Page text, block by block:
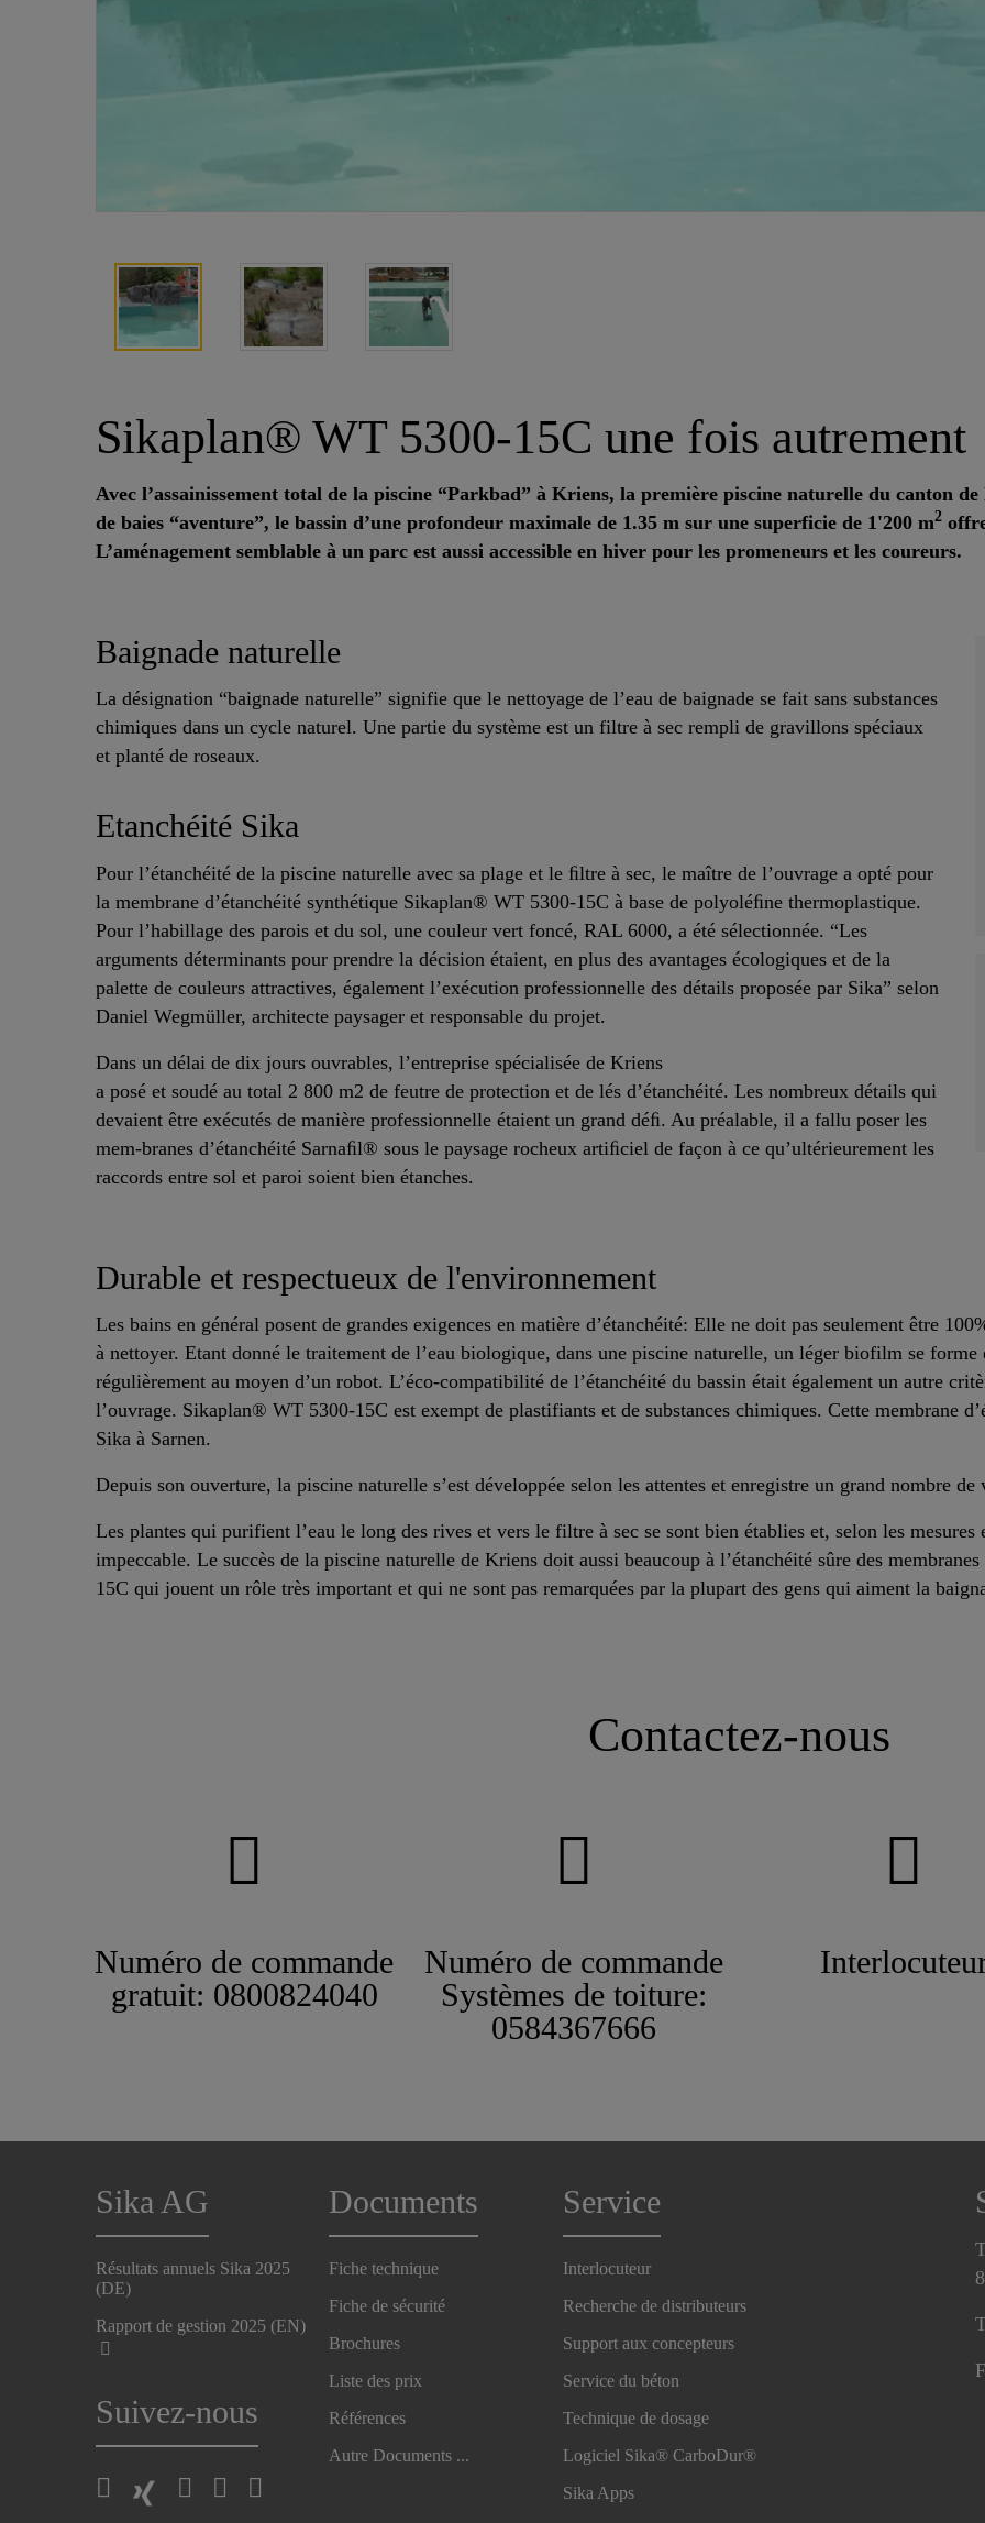
Sikaplan® WT 5300-15C une fois autrement
Avec l’assainissement total de la piscine “Parkbad” à Kriens, la première piscine naturelle du canton
de baies “aventure”, le bassin d’une profondeur maximale de 1.35 m sur une superficie de 1'200 m2
L’aménagement semblable à un parc est aussi accessible en hiver pour les promeneurs et les coureurs.
Baignade naturelle
La désignation “baignade naturelle” signifie que le nettoyage de l’eau de baignade se fait sans substances
chimiques dans un cycle naturel. Une partie du système est un filtre à sec rempli de gravillons spéciaux
et planté de roseaux.
Etanchéité Sika
Pour l’étanchéité de la piscine naturelle avec sa plage et le ﬁltre à sec, le maître de l’ouvrage a opté pour
la membrane d’étanchéité synthétique Sikaplan® WT 5300-15C à base de polyoléﬁne thermoplastique.
Pour l’habillage des parois et du sol, une couleur vert foncé, RAL 6000, a été sélectionnée. “Les
arguments déterminants pour prendre la décision étaient, en plus des avantages écologiques et de la
palette de couleurs attractives, également l’exécution professionnelle des détails proposée par Sika” selon
Daniel Wegmüller, architecte paysager et responsable du projet.
Dans un délai de dix jours ouvrables, l’entreprise spécialisée de Kriens
a posé et soudé au total 2 800 m2 de feutre de protection et de lés d’étanchéité. Les nombreux détails qui
devaient être exécutés de manière professionnelle étaient un grand déﬁ. Au préalable, il a fallu poser les
mem-branes d’étanchéité Sarnaﬁl® sous le paysage rocheux artiﬁciel de façon à ce qu’ultérieurement les
raccords entre sol et paroi soient bien étanches.
Durable et respectueux de l'environnement
Les bains en général posent de grandes exigences en matière d’étanchéité: Elle ne doit pas seulement être
à nettoyer. Etant donné le traitement de l’eau biologique, dans une piscine naturelle, un léger biofilm se
régulièrement au moyen d’un robot. L’éco-compatibilité de l’étanchéité du bassin était également un autre
l’ouvrage. Sikaplan® WT 5300-15C est exempt de plastifiants et de substances chimiques. Cette membrane
Sika à Sarnen.
Depuis son ouverture, la piscine naturelle s’est développée selon les attentes et enregistre un grand nombre de
Les plantes qui purifient l’eau le long des rives et vers le filtre à sec se sont bien établies et, selon les
impeccable. Le succès de la piscine naturelle de Kriens doit aussi beaucoup à l’étanchéité sûre des
15C qui jouent un rôle très important et qui ne sont pas remarquées par la plupart des gens qui aiment la
Contactez-nous
Numéro de commande
gratuit: 0800824040
Numéro de commande
Systèmes de toiture:
0584367666
Sika AG
Résultats annuels Sika 2025
(DE)
Rapport de gestion 2025 (EN)
Suivez-nous
Documents
Fiche technique
Fiche de sécurité
Brochures
Liste des prix
Références
Autre Documents ...
Service
Interlocuteur
Recherche de distributeurs
Support aux concepteurs
Service du béton
Technique de dosage
Logiciel Sika® CarboDur®
Sika Apps